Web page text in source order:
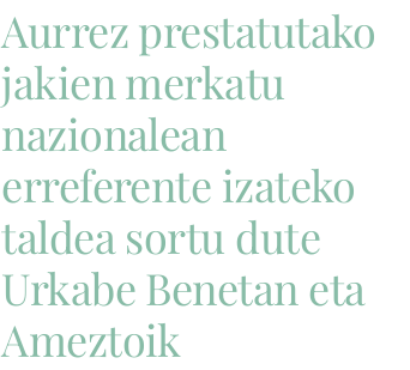
Aurrez prestatutako
jakien merkatu
nazionalean
erreferente izateko
taldea sortu dute
Urkabe Benetan eta
Ameztoik